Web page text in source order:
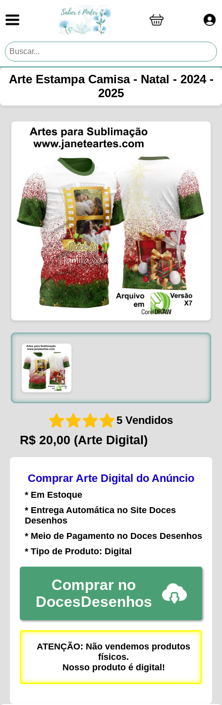
Arte Estampa Camisa - Natal - 2024 -
2025
5 Vendidos
R$ 20,00 (Arte Digital)
Comprar Arte Digital do Anúncio
* Em Estoque
* Entrega Automática no Site Doces
Desenhos
* Meio de Pagamento no Doces Desenhos
* Tipo de Produto: Digital
Comprar no
DocesDesenhos
ATENÇÃO: Não vendemos produtos
físicos.
Nosso produto é digital!